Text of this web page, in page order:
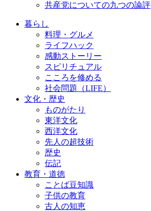
共産党についての九つの論評
暮らし
料理・グルメ
ライフハック
感動ストーリー
スピリチュアル
こころを修める
社会問題（LIFE）
文化・歴史
ものがたり
東洋文化
西洋文化
先人の超技術
歴史
伝記
教育・道徳
ことば豆知識
子供の教育
古人の知恵